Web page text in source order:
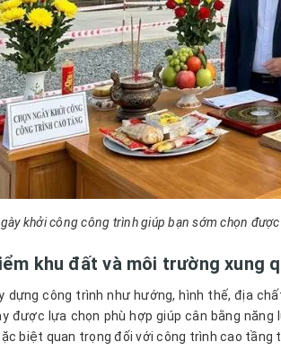
khởi công công trình giúp bạn sớm chọn
khu đất và môi trường xung
dựng công trình như hướng, hình thế, địa
được lựa chọn phù hợp giúp cân bằng
biệt quan trọng đối với công trình cao tầng